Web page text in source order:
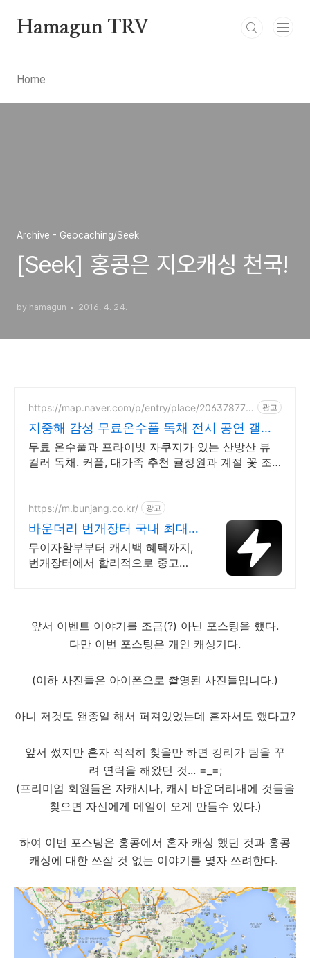
Hamagun TRV
Home
Archive - Geocaching/Seek
[Seek] 홍콩은 지오캐싱 천국!
by hamagun 2016. 4. 24.
https://map.naver.com/p/entry/place/206378770
광고
지중해 감성 무료온수풀 독채 전시 공연 갤러
리 문화공간
무료 온수풀과 프라이빗 자쿠지가 있는 산방산 뷰
컬러 독채. 커플, 대가족 추천 귤정원과 계절 꽃 조
https://m.bunjang.co.kr/ 광고
바운더리 번개장터 국내 최대
브랜드 중고거래
무이자할부부터 캐시백 혜택까지,
번개장터에서 합리적으로 중고거
앞서 이벤트 이야기를 조금(?) 아닌 포스팅을 했다.
다만 이번 포스팅은 개인 캐싱기다.
(이하 사진들은 아이폰으로 촬영된 사진들입니다.)
아니 저것도 왠종일 해서 퍼져있었는데 혼자서도 했다고?
앞서 썼지만 혼자 적적히 찾을만 하면 킹리가 팀을 꾸
려 연락을 해왔던 것... =_=;
(프리미엄 회원들은 자캐시나, 캐시 바운더리내에 것들을
찾으면 자신에게 메일이 오게 만들수 있다.)
하여 이번 포스팅은 홍콩에서 혼자 캐싱 했던 것과 홍콩
캐싱에 대한 쓰잘 것 없는 이야기를 몇자 쓰려한다.